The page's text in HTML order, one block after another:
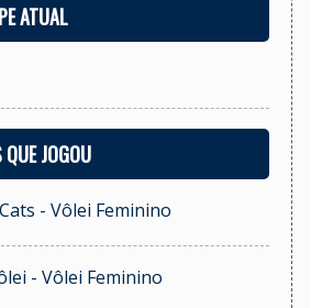
ATUAL
QUE JOGOU
- Vôlei Feminino
- Vôlei Feminino